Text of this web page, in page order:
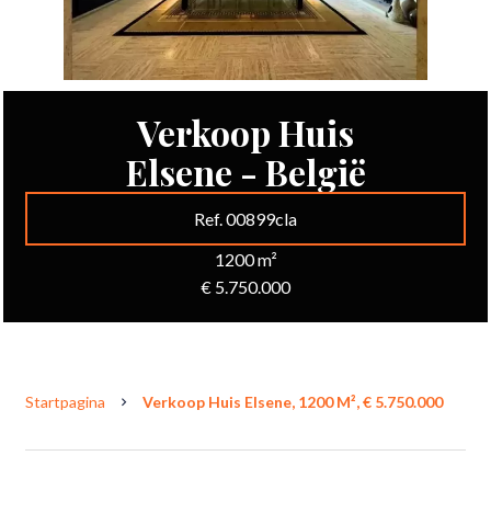
Verkoop Huis
Elsene - België
Ref. 00899cla
1200 m²
€ 5.750.000
Startpagina Verkoop Huis Elsene, 1200 M², € 5.750.000